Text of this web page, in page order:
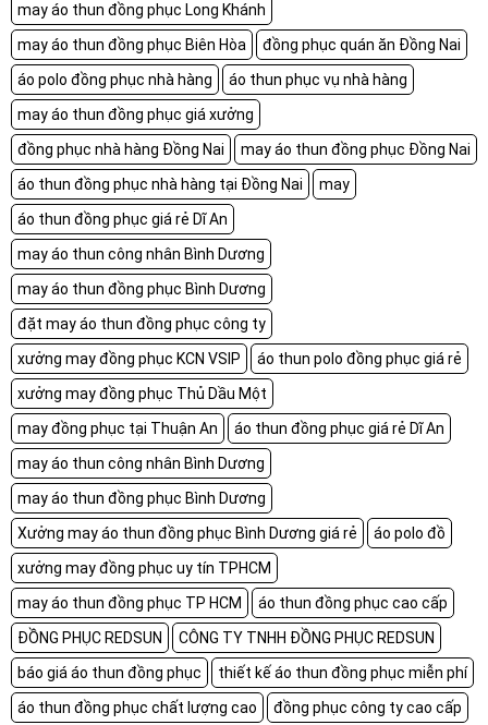
may áo thun đồng phục Long Khánh
may áo thun đồng phục Biên Hòa
đồng phục quán ăn Đồng Nai
áo polo đồng phục nhà hàng
áo thun phục vụ nhà hàng
may áo thun đồng phục giá xưởng
đồng phục nhà hàng Đồng Nai
may áo thun đồng phục Đồng Nai
áo thun đồng phục nhà hàng tại Đồng Nai
may
áo thun đồng phục giá rẻ Dĩ An
may áo thun công nhân Bình Dương
may áo thun đồng phục Bình Dương
đặt may áo thun đồng phục công ty
xưởng may đồng phục KCN VSIP
áo thun polo đồng phục giá rẻ
xưởng may đồng phục Thủ Dầu Một
may đồng phục tại Thuận An
áo thun đồng phục giá rẻ Dĩ An
may áo thun công nhân Bình Dương
may áo thun đồng phục Bình Dương
Xưởng may áo thun đồng phục Bình Dương giá rẻ
áo polo đồ
xưởng may đồng phục uy tín TPHCM
may áo thun đồng phục TP HCM
áo thun đồng phục cao cấp
ĐỒNG PHỤC REDSUN
CÔNG TY TNHH ĐỒNG PHỤC REDSUN
báo giá áo thun đồng phục
thiết kế áo thun đồng phục miễn phí
áo thun đồng phục chất lượng cao
đồng phục công ty cao cấp